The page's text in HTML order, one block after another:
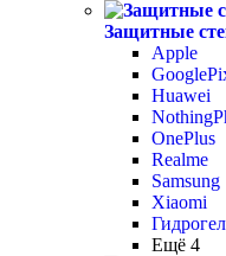
Защитные
Apple
Huawei
OnePlus
Realme
Samsung
Xiaomi
Ещё 4